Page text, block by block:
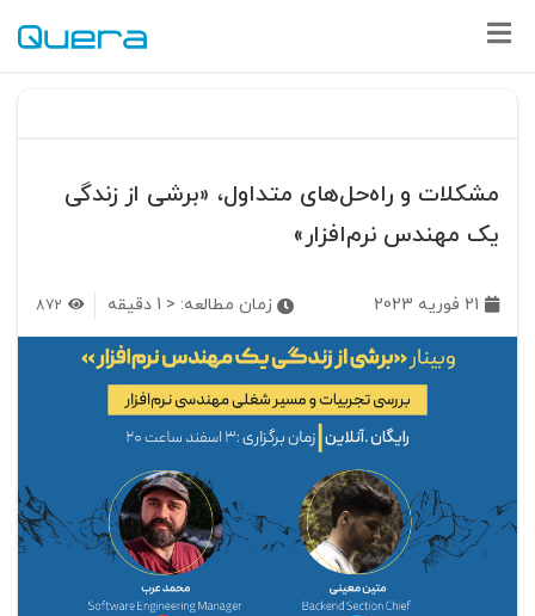
مشکلات و راه‌حل‌های متداول، «برشی از زندگی
یک مهندس نرم‌افزار»
21 فوریه 2023 زمان مطالعه: < 1 دقیقه 872